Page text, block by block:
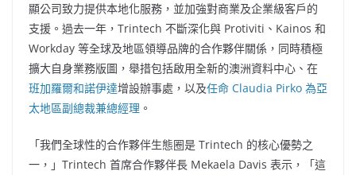
顯公司致力提供本地化服務，並加強對商業及企業級客戶的
支援。過去一年，Trintech 不斷深化與 Protiviti、Kainos 和
Workday 等全球及地區領導品牌的合作夥伴關係，同時積極
擴大自身業務版圖，舉措包括啟用全新的澳洲資料中心、在
班加羅爾和諾伊達增設辦事處，以及任命 Claudia Pirko 為亞
太地區副總裁兼總經理 。
「我們全球性的合作夥伴生態圈是 Trintech 的核心優勢之
一，」Trintech 首席合作夥伴長 Mekaela Davis 表示，「這